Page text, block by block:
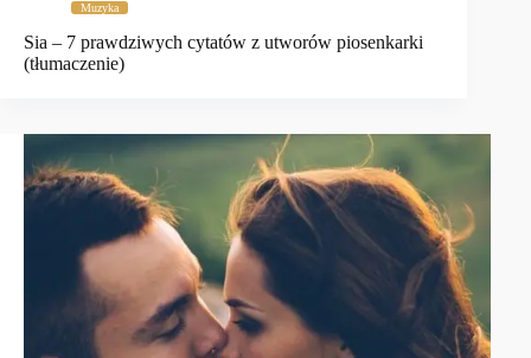
Muzyka
Sia – 7 prawdziwych cytatów z utworów piosenkarki
(tłumaczenie)